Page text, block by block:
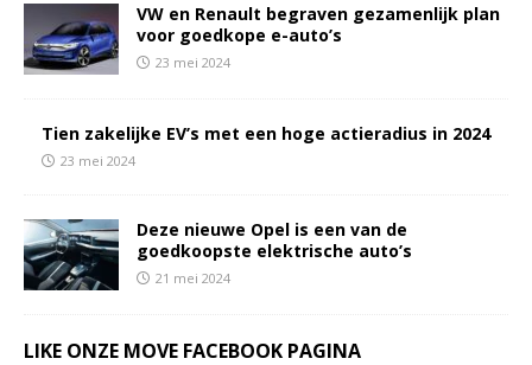
VW en Renault begraven gezamenlijk plan
voor goedkope e-auto’s
23 mei 2024
Tien zakelijke EV’s met een hoge actieradius in 2024
23 mei 2024
Deze nieuwe Opel is een van de
goedkoopste elektrische auto’s
21 mei 2024
LIKE ONZE MOVE FACEBOOK PAGINA